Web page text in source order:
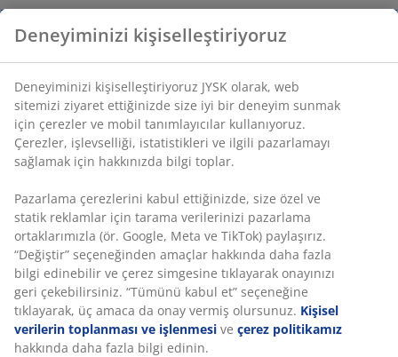
Dikdörtgen tasarımlı, 30 litrelik geniş kapasiteli, plastik
(%100 geri dönüştürülmüş) çöp kovası. Kolay taşıma ve
bulunur. G25 x U37 x Y55 cm
SKU: 4912854
Özellikler
İncelemeler
( 0)
Deneyiminizi kişiselleştiriyoruz
Deneyiminizi kişiselleştiriyoruz JYSK olarak, web
sitemizi ziyaret ettiğinizde size iyi bir deneyim sunmak
için çerezler ve mobil tanımlayıcılar kullanıyoruz.
Çerezler, işlevselliği, istatistikleri ve ilgili pazarlamayı
sağlamak için hakkınızda bilgi toplar.
Pazarlama çerezlerini kabul ettiğinizde, size özel ve
statik reklamlar için tarama verilerinizi pazarlama
ortaklarımızla (ör. Google, Meta ve TikTok) paylaşırız.
“Değiştir” seçeneğinden amaçlar hakkında daha fazla
bilgi edinebilir ve çerez simgesine tıklayarak onayınızı
geri çekebilirsiniz. “Tümünü kabul et” seçeneğine
tıklayarak, üç amaca da onay vermiş olursunuz. Kişisel
verilerin toplanması ve işlenmesi ve çerez politikamız
hakkında daha fazla bilgi edinin.